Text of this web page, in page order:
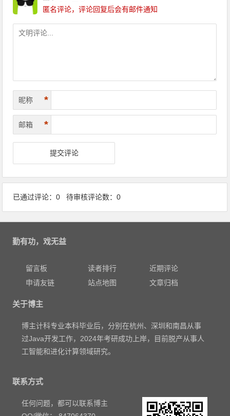
匿名评论，评论回复后会有邮件通知
昵称 *
邮箱 *
已通过评论：0 待审核评论数：0
勤有功，戏无益
留言板 读者排行
近期评论
申请友链
站点地图 文章归档
关于博主
博主计科专业本科毕业后，分别在杭州、深圳和南昌从事
过Java开发工作，2024年考研成功上岸，目前脱产从事人
工智能和进化计算领域研究。
联系方式
任何问题，都可以联系博主